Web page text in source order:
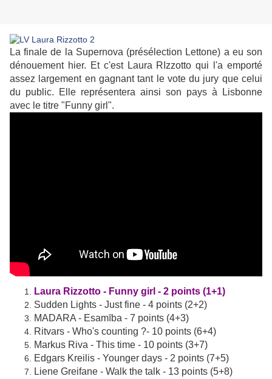
La finale de la Supernova (présélection Lettone) a eu son
dénouement hier. Et c'est Laura RIzzotto qui l'a emporté
assez largement en gagnant tant le vote du jury que celui
du public. Elle représentera ainsi son pays à Lisbonne
avec le titre "Funny girl".
Laura Rizzotto - Funny girl - 2 points (1+1)
Sudden Lights - Just fine - 4 points (2+2)
MADARA - Esamība - 7 points (4+3)
Ritvars - Who's counting ?- 10 points (6+4)
Markus Riva - This time - 10 points (3+7)
Edgars Kreilis - Younger days - 2 points (7+5)
Liene Greifane - Walk the talk - 13 points (5+8)